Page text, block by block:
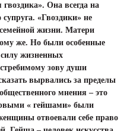
Она всегда на
«Гвоздики» не
жизни. Матери
же. Но были особенные
жизненных
зову души
вырвались за пределы
мнения – это
« гейшами» были
отвоевали себе право